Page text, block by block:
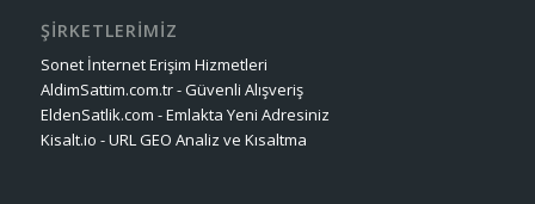
ŞİRKETLERİMİZ
Sonet İnternet Erişim Hizmetleri
AldimSattim.com.tr - Güvenli Alışveriş
EldenSatlik.com - Emlakta Yeni Adresiniz
Kisalt.io - URL GEO Analiz ve Kısaltma